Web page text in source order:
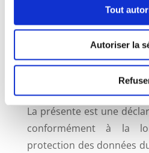
Tout
Autoriser la
purement fonctionnels
faciliter l’utilisation du
aucunes données
pas de système de
sujet des visites
La présente est une
conformément à la
protection des données